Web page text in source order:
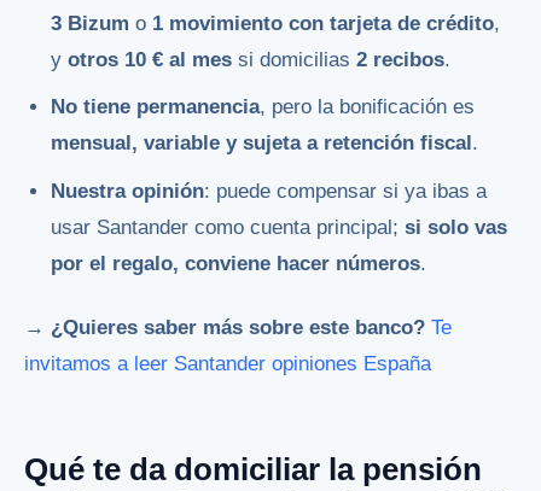
3 Bizum o 1 movimiento con tarjeta de crédito,
yotros 10 € al mes si domicilias2 recibos.
No tiene permanencia, pero la bonificación es
mensual, variable y sujeta a retención fiscal .
Nuestra opinión: puede compensar si ya ibas a
usar Santander como cuenta principal;si solo vas
por el regalo, conviene hacer números.
→ ¿Quieres saber más sobre este banco? Te
invitamos a leer Santander opiniones España
Qué te da domiciliar la pensión